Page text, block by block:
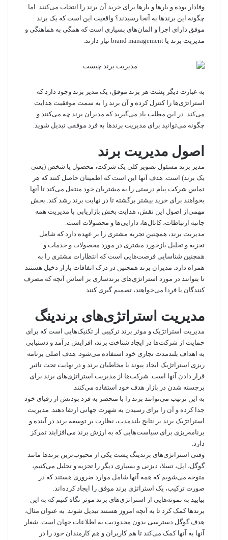
وفادار بوده و بارها و بارها برای خرید آن برند را انتخاب می‌کنند. اما
چگونه این برندها به آنجا رسیدند؟ واقعیت این است که یک برند
موفق دارای اجزا و المان‌های بسیاری است که همگی به هماهنگی و
مدیریت برند یا brand management نیاز دارند.
به عبارت دیگر پشت هر برند موفق، یک مدیر برند وجود دارد که
استراتژی‌ها را کنترل کرده و آن برند را به سمت موفقیت هدایت
می‌کند. در این مطلب یاد می‌گیرید که مدیران برند چه می‌کنند و
چگونه می‌توانید برای مدیریت برندها به فرد موفقی تبدیل شوید.
اصول مدیریت برند
مدیر برند مسئول تصویر کلی یک شرکت، محصول یا شخص (یعنی
یک برند) است. هدف آنها این است که اطمینان حاصل کنند که هر
تماس شرکت پیام درستی را به مشتریان خود منتقل می‌کند تا آنها
بخواهند برای خرید بیشتر برگشته تا در نهایت برند رشد کند. بخش
مهمی‌از اصول این نقش، هدایت بخش بازاریابی با مدیریت همه
جانبه ارتباطات، کانال‌ها، دارایی‌ها و محصولات است.
مدیریت برند، همچنین تجربه مشتری را بر عهده دارد که شامل
تجزیه و تحلیل بازخورد مشتری در مورد محصولات و خدمات و
همچنین شناسایی فرصت‌هایی است که انتظارات مشتری را به
همراه دارد. مدیران برند همچنین در درک اتفاقات بازار دخیل هستند
تا بتوانند در مورد استراتژی‌های برندسازی بر اساس آنچه که مصرف
کنندگان یا فردا می‌خواهند، تصمیم گیری کنند.
مدیریت استراتژی‌های برندینگ
مدیریت استراتژیک و موثر برند ترکیبی از تکنیک‌هایی است که برای
حمایت از شرکت‌ها در ایجاد شناخت برند، افزایش درآمد و دستیابی
به اهداف بلندمدت تجاری خود استفاده می‌شود. هدف اصلی برنامه
ریزی استراتژیک ایجاد پیوند با مخاطبان برند و در نهایت تحت تاثیر
قرار دادن آنها است. شرکت‌ها از مدیریت استراتژی‌های برند برای
برجسته شدن در بازار هدف خود استفاده می‌کنند.
به این ترتیب می‌توانند برند را با منحصر به فرد بودنش از رقبای خود
جدا کرده و آن را برای رسیدن به شهرت جهانی ارتقا دهند. مدیریت
استراتژیک برند بر نتایج بلندمدت، نظارت بر توسعه برند در آینده و
برنامه‌ریزی برای سیاست‌هایی که به ارزش برند می‌افزایند تمرکز
دارد.
وقتی استراتژی‌های برندینگ پشت یکی از محبوب‌ترین برندها مانند
گوگل، اپل، تسلا، دیزنی و بسیاری دیگر را تجزیه و تحلیل می‌کنیم،
متوجه می‌شویم که همه آنها شامل موارد ضروری هستند که در
صورت ترکیب، یک استراتژی برند موفق را ایجاد کرده‌اند.
بیایید به نمونه‌هایی از استراتژی‌های برند موثر نگاه کنیم که به این
برندها کمک کرد تا به آنچه امروز هستند تبدیل شوند. به عنوان مثال،
هدف گوگل دسترسی بدون محدودیت به اطلاعات جهان است. شعار
آنها به آنها کمک می‌کند تا هم کاربران و هم کارمندان خود را در